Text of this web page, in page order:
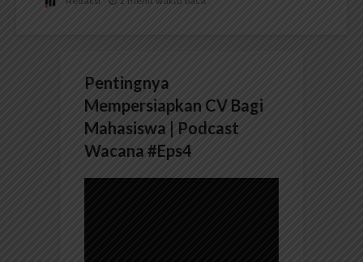
Pentingnya
Mempersiapkan CV Bagi
Mahasiswa | Podcast
Wacana #Eps4